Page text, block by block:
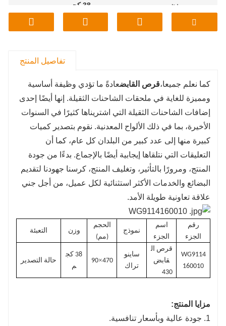
وزن 38 كجم
مأوديل ساينو تراك
تفاصيل المنتج
كما نعلم جميعا،قرص القابضعادةً ما تؤدي وظيفة أساسية
ومميزة للغاية في ملحقات الشاحنات الثقيلة. إنها أيضًا إحدى
إضافات الشاحنات الثقيلة التي اشتريناها كثيرًا في السنوات
الأخيرة، بما في ذلك الألواح المعدنية. نقوم بتصدير كميات
كبيرة منها إلى عدد كبير من البلدان كل عام، كما أن
التعليقات التي نتلقاها إيجابية أيضًا بالإجماع. بدءًا من جودة
المنتج، ومرورًا بالتأثير، وتغليف المنتج، كرسنا جهودنا لتقديم
البضائع والخدمات الأكثر استثنائية لكل عميل، من أجل جني
علاقة تعاونية طويلة الأمد.
رقم
الجزء
اسم
الجزء
نموذج
الحجم
(مم)
وزن التعبئة
WG9114
160010
قرص ال
قابض
430
ساينو
تراك
470
×
90
38 كج
م
حالة التصدير
مزايا المنتج:
1. جودة عالية وبأسعار تنافسية.